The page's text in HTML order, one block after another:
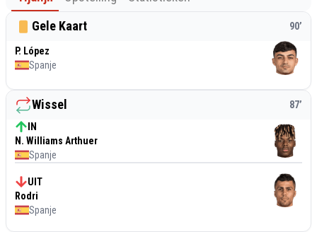
Gele Kaart
90’
P. López
Spanje
Wissel 87’
IN
N. Williams Arthuer
Spanje
UIT
Rodri
Spanje